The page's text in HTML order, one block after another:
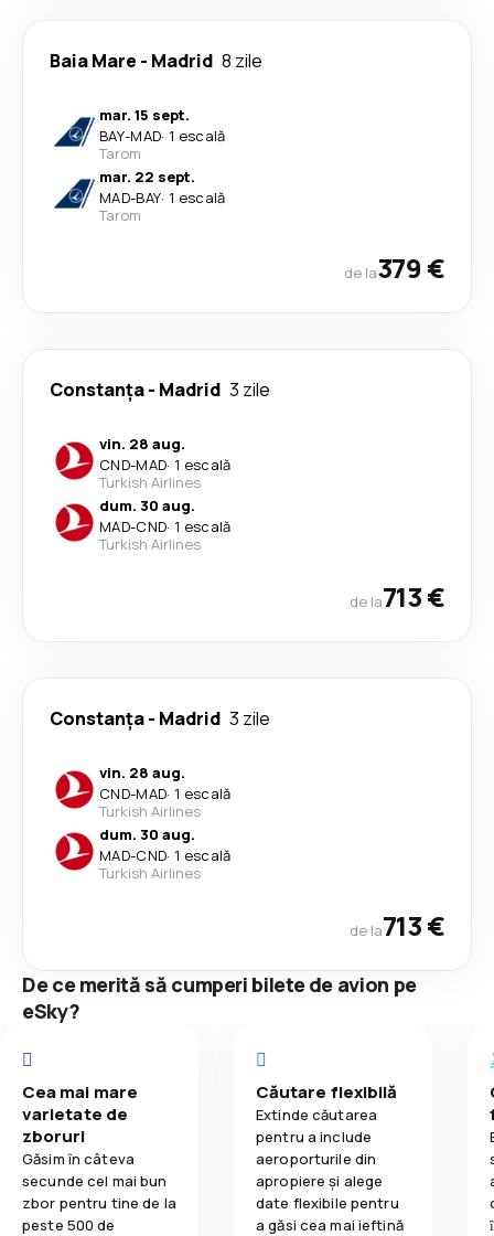
Baia Mare - Madrid 8 zile
mar. 15 sept.
BAY-MAD· 1 escală
Tarom
mar. 22 sept.
MAD-BAY· 1 escală
Tarom
de la379 €
Constanța- Madrid 3 zile
vin. 28 aug.
CND-MAD· 1 escală
Turkish Airlines
dum. 30 aug.
MAD-CND· 1 escală
Turkish Airlines
de la713 €
Constanța- Madrid 3 zile
vin. 28 aug.
CND-MAD· 1 escală
Turkish Airlines
dum. 30 aug.
MAD-CND· 1 escală
Turkish Airlines
de la713 €
De ce merită să cumperi bilete de avion pe
eSky?
Cea mai mare
varietate de
zboruri
Găsim în câteva
secunde cel mai bun
zbor pentru tine de la
peste 500 de
Căutare flexibilă
Extinde căutarea
pentru a include
aeroporturile din
apropiere și alege
date flexibile pentru
a găsi cea mai ieftină